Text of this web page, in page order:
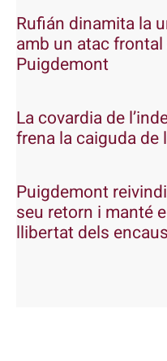
Rufián dinamita la
amb un atac
Puigdemont
La covardia de
frena la caiguda de
Puigdemont
seu retorn i manté
llibertat dels